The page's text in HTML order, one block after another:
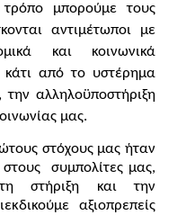
μπορούμε  τους
αντιμέτωποι με
και κοινωνικά
από το υστέρημα
αλληλοϋποστήριξη
μας.
στόχους μας ήταν
συμπολίτες μας,
στήριξη και την
αξιοπρεπείς